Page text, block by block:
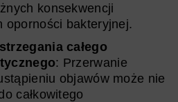
konsekwencji
oporności bakteryjnej.
całego
: Przerwanie
objawów może nie
całkowitego